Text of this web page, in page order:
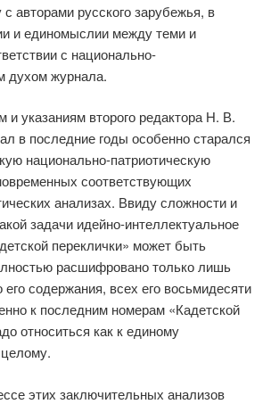
авто­рами русского зарубежья, в
и единомыслии между теми и
с национально-
духом журнала.
и указаниям второго редактора Н. В.
в последние годы особенно старался
национально-патриотическую
соответству­ющих
анализах. Ввиду сложности и
задачи идейно-интеллектуальное
переклички» может быть
расшифровано только лишь
его содержания, всех его восьмидесяти
к последним номерам «Кадетской
отно­ситься как к единому
этих заключительных анализов